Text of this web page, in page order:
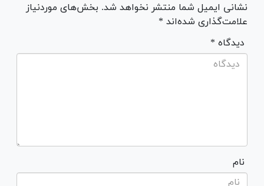
نشانی ایمیل شما منتشر نخواهد شد. بخش‌های موردنیاز
علامت‌گذاری شده‌اند *
* دیدگاه
نام